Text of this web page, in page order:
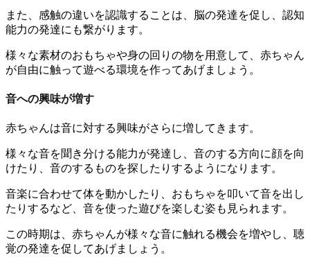
また、感触の違いを認識することは、脳の発達を促し、認知
能力の発達にも繋がります。
様々な素材のおもちゃや身の回りの物を用意して、赤ちゃん
が自由に触って遊べる環境を作ってあげましょう。
音への興味が増す
赤ちゃんは音に対する興味がさらに増してきます。
様々な音を聞き分ける能力が発達し、音のする方向に顔を向
けたり、音のするものを探したりするようになります。
音楽に合わせて体を動かしたり、おもちゃを叩いて音を出し
たりするなど、音を使った遊びを楽しむ姿も見られます。
この時期は、赤ちゃんが様々な音に触れる機会を増やし、聴
覚の発達を促してあげましょう。